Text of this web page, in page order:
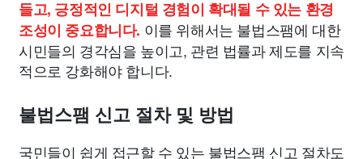
들고, 긍정적인 디지털 경험이 확대될 수 있는 환경
조성이 중요합니다. 이를 위해서는 불법스팸에 대한
시민들의 경각심을 높이고, 관련 법률과 제도를 지속
적으로 강화해야 합니다.
불법스팸 신고 절차 및 방법
국민들이 쉽게 접근할 수 있는 불법스팸 신고 절차도